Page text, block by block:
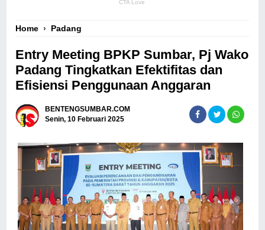
Home › Padang
Entry Meeting BPKP Sumbar, Pj Wako
Padang Tingkatkan Efektifitas dan
Efisiensi Penggunaan Anggaran
BENTENGSUMBAR.COM
Senin, 10 Februari 2025